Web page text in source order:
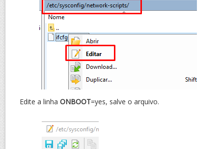
Edite a linha ONBOOT=yes, salve o arquivo.